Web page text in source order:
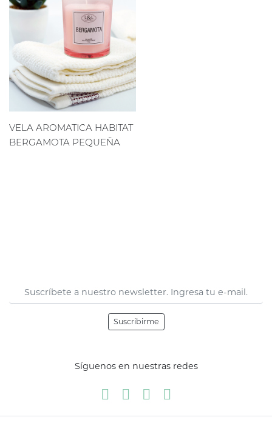
VELA AROMATICA HABITAT
BERGAMOTA PEQUEÑA
Suscribirme
Síguenos en nuestras redes